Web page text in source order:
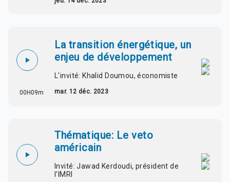
00H09m
La transition énergétique, un
enjeu de développement
L'invité: Khalid Doumou, économiste
mar. 12 déc. 2023
Thématique: Le veto
américain
Invité: Jawad Kerdoudi, président de
l'IMRI